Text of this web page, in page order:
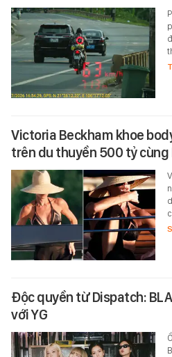
Victoria Beckham khoe
trên du thuyền 500 tỷ cùng
Độc quyền từ Dispatch:
với YG